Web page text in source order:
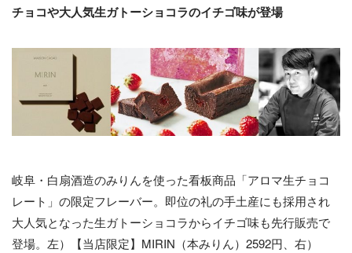
チョコや大人気生ガトーショコラのイチゴ味が登場
岐阜・白扇酒造のみりんを使った看板商品「アロマ生チョコ
レート」の限定フレーバー。即位の礼の手土産にも採用され
大人気となった生ガトーショコラからイチゴ味も先行販売で
登場。左）【当店限定】MIRIN（本みりん）2592円、右）